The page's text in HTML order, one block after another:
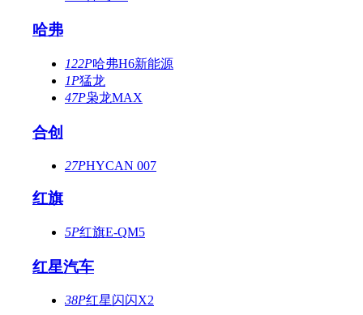
哈弗
122P哈弗H6新能源
1P猛龙
47P枭龙MAX
合创
27PHYCAN 007
红旗
5P红旗E-QM5
红星汽车
38P红星闪闪X2